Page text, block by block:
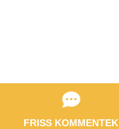
FRISS KOMMENTEK